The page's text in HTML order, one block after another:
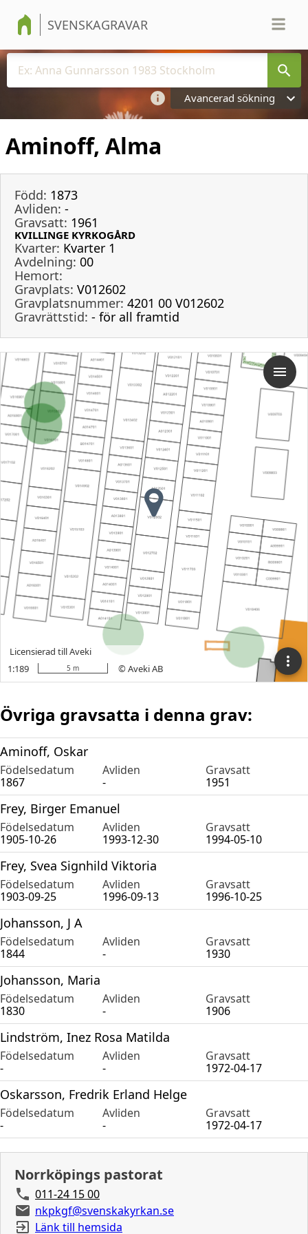
SVENSKAGRAVAR
Avancerad sökning
Aminoff, Alma
Född: 1873
Avliden: -
Gravsatt: 1961
KVILLINGE KYRKOGÅRD
Kvarter: Kvarter 1
Avdelning: 00
Hemort:
Gravplats: V012602
Gravplatsnummer: 4201 00 V012602
Gravrättstid: - för all framtid
Övriga gravsatta i denna grav:
Aminoff, Oskar
Födelsedatum Avliden
Gravsatt
1867
- 1951
Frey, Birger Emanuel
Födelsedatum Avliden
Gravsatt
1905-10-26
1993-12-30 1994-05-10
Frey, Svea Signhild Viktoria
Födelsedatum Avliden
Gravsatt
1903-09-25
1996-09-13 1996-10-25
Johansson, J A
Födelsedatum Avliden
Gravsatt
1844
- 1930
Johansson, Maria
Födelsedatum Avliden
Gravsatt
1830
- 1906
Lindström, Inez Rosa Matilda
Födelsedatum Avliden
Gravsatt
-
- 1972-04-17
Oskarsson, Fredrik Erland Helge
Födelsedatum Avliden
Gravsatt
-
- 1972-04-17
Norrköpings pastorat
011-24 15 00
nkpkgf@svenskakyrkan.se
Länk till hemsida